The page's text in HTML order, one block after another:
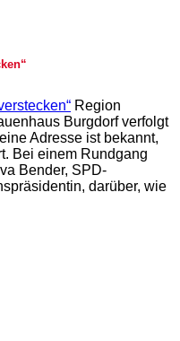
Region
Burgdorf verfolgt
Adresse ist bekannt,
Bei einem Rundgang
Bender, SPD-
darüber, wie